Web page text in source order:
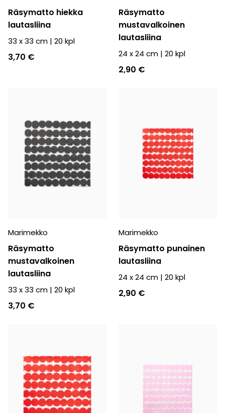
Räsymatto hiekka
lautasliina
33 x 33 cm | 20 kpl
3,70 €
Räsymatto
mustavalkoinen
lautasliina
24 x 24 cm | 20 kpl
2,90 €
Marimekko
Räsymatto
mustavalkoinen
lautasliina
33 x 33 cm | 20 kpl
3,70 €
Marimekko
Räsymatto punainen
lautasliina
24 x 24 cm | 20 kpl
2,90 €